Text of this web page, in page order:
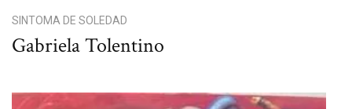
SINTOMA DE SOLEDAD
Gabriela Tolentino